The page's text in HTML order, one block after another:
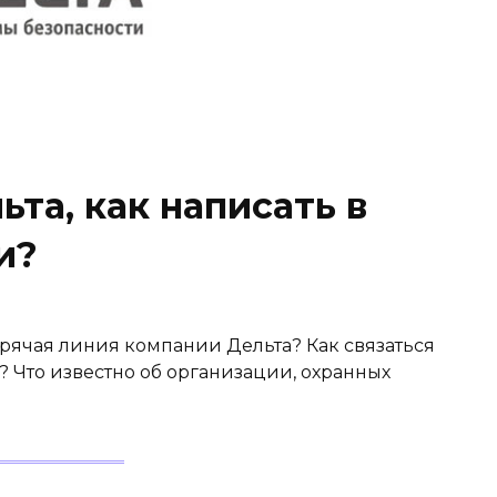
как написать в
линия компании Дельта? Как связаться
известно об организации, охранных